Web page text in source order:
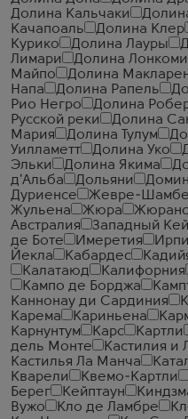
Долина Кальчаки
Качапоаль
Долина Клер
Курико
Долина Лауры
Лимари
Долина
Майпо
Долина
Напа
Долина Рапель
Рио Негро
Долина
Русской реки
Долина
Мария
Долина Тулум
Уилламетт
Долина Уко
Эльки
Долина Якима
д'Альба
Дольяни
Дуриенсе
Жевре-
Жульена
Жюра
Австралия
Западный
де Боте
Имеретия
Йекла
Кабардес
Калатаюд
Калифорния
Кампо де Борджа
Каннонау ди Сардиния
Карема
Кариньена
Карнунтум
Карс Картли
дель Монте
Кастилия и
Кастилья Ла Манча
Кварели
Квемо-Картли
Берег
Кейптаун
Вужо
Кло де Ламбре